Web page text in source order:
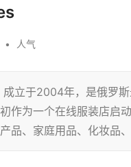
• 人气
立于2004年，是俄罗
作为一个在线服装店启
品、家庭用品、化妆品